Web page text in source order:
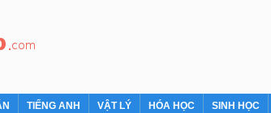
TIẾNG ANH VẬT LÝ HÓA HỌC SINH HỌC